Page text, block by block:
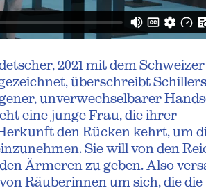
2021 mit dem Schweizer
überschreibt
unverwechselbarer
eine junge Frau, die ihrer
den Rücken kehrt, um
Sie will von den
Ärmeren zu geben. Also
Räuberinnen um sich, die die